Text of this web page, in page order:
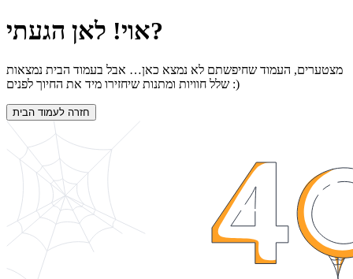
אוי! לאן הגעתי?
מצטערים, העמוד שחיפשתם לא נמצא כאן… אבל בעמוד הבית נמצאות
שלל חוויות ומתנות שיחזירו מיד את החיוך לפנים :)
חזרה לעמוד הבית